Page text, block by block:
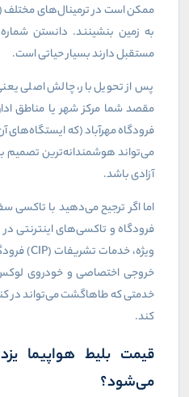
به زمین بنشینند. دانستن
مستقبل دارند بسیار حیاتی است.
پس از تحویل بار، چالش اصلی
مقصد شما مرکز شهر یا مناطق
فرودگاه مهرآباد (که ایستگاه‌های
می‌تواند هوشمندانه‌ترین تصمیم
آزادی باشد.
اما اگر ترجیح می‌دهید با تاکسی
فرودگاه و تاکسی‌های اینترنتی
ویژه، خدمات تشریفات (CIP
)
خروجی اختصاصی و خودروی لوکس
خدمتی که طاهاگشت می‌تواند در
کند.
قیمت بلیط هواپیما
می‌شود؟